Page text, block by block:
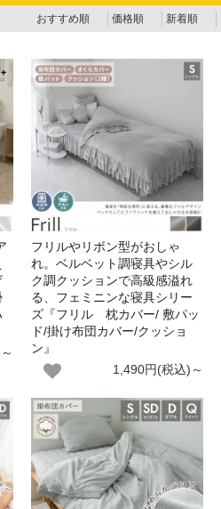
おすすめ順 価格順 新着順
フリルやリボン型がおしゃ
れ。ベルベット調寝具やシル
ク調クッションで高級感溢れ
る、フェミニンな寝具シリー
ズ『フリル 枕カバー/ 敷パッ
ド/掛け布団カバー/クッショ
ン』
1,490円(税込)～